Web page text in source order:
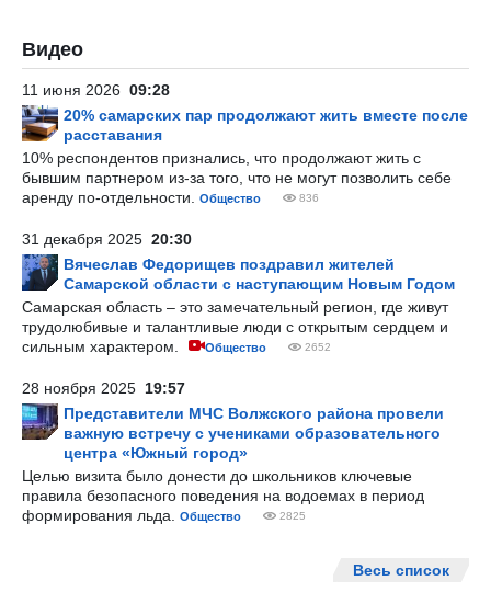
Видео
11 июня 2026 09:28
20% самарских пар продолжают жить вместе после
расставания
10% респондентов признались, что продолжают жить с
бывшим партнером из-за того, что не могут позволить себе
аренду по-отдельности.
Общество 836
31 декабря 2025 20:30
Вячеслав Федорищев поздравил жителей
Самарской области с наступающим Новым Годом
Самарская область – это замечательный регион, где живут
трудолюбивые и талантливые люди с открытым сердцем и
сильным характером.
Общество 2652
28 ноября 2025 19:57
Представители МЧС Волжского района провели
важную встречу с учениками образовательного
центра «Южный город»
Целью визита было донести до школьников ключевые
правила безопасного поведения на водоемах в период
формирования льда.
Общество 2825
Весь список